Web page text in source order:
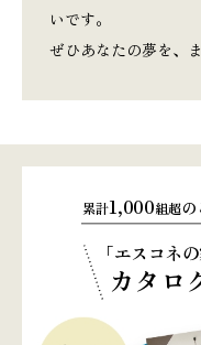
いです。
ぜひあなたの夢を、
累計1,000組超の
「エスコネ
カタロ